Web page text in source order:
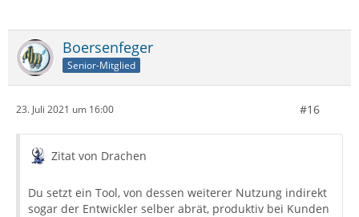
Boersenfeger
Senior-Mitglied
23. Juli 2021 um 16:00 #16
Zitat von Drachen
Du setzt ein Tool, von dessen weiterer Nutzung indirekt
sogar der Entwickler selber abrät, produktiv bei Kunden